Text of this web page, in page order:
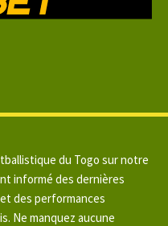
du Togo sur notre
informé des dernières
des performances
Ne manquez aucune